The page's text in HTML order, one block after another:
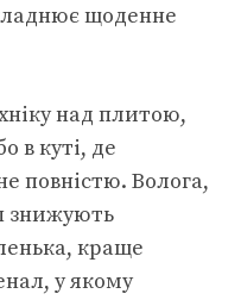
щоденне
над плитою,
в куті, де
повністю. Волога,
знижують
краще
у якому